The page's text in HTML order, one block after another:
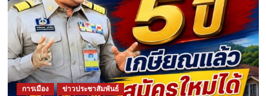
การเมือง ข่าวประชาสัมพันธ์